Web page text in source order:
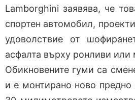
Lamborghini заявява, че
спортен автомобил,
удоволствие от
асфалта върху ронливи или
Обикновените гуми са
и е монтирано ново